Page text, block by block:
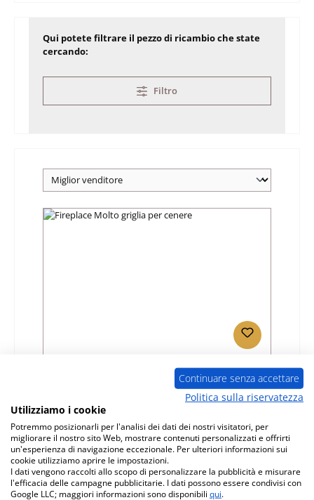
Qui potete filtrare il pezzo di ricambio che state
cercando:
Filtro
01022853
Produttore: Fireplace
Prezzo normale:
378,72 €
Disponibile, tempi di consegna: 4-6 giorni
Dettagli
Continuare senza accettare
Politica sulla riservatezza
Utilizziamo i cookie
Potremmo posizionarli per l'analisi dei dati dei nostri visitatori, per
migliorare il nostro sito Web, mostrare contenuti personalizzati e offrirti
un'esperienza di navigazione eccezionale. Per ulteriori informazioni sui
cookie utilizziamo aprire le impostazioni.
I dati vengono raccolti allo scopo di personalizzare la pubblicità e misurare
l'efficacia delle campagne pubblicitarie. I dati possono essere condivisi con
Google LLC; maggiori informazioni sono disponibili qui.